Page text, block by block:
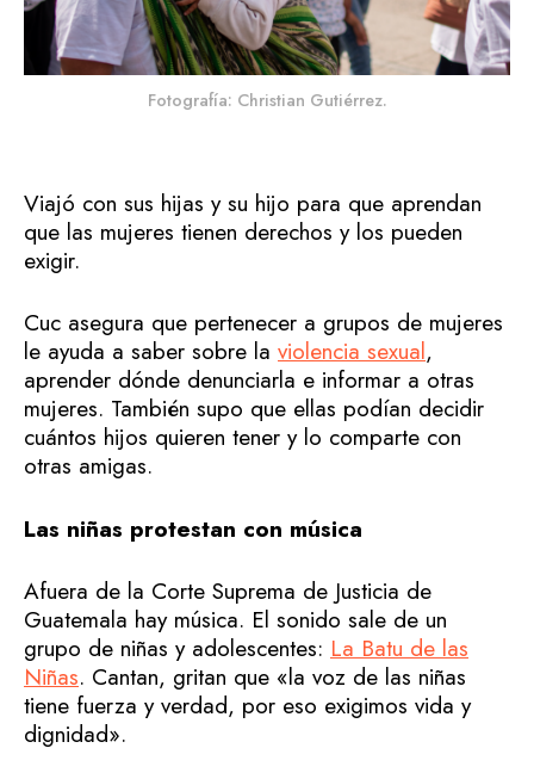
Fotografía: Christian Gutiérrez.
Viajó con sus hijas y su hijo para que aprendan
que las mujeres tienen derechos y los pueden
exigir.
Cuc asegura que pertenecer a grupos de mujeres
le ayuda a saber sobre la violencia sexual,
aprender dónde denunciarla e informar a otras
mujeres. También supo que ellas podían decidir
cuántos hijos quieren tener y lo comparte con
otras amigas.
Las niñas protestan con música
Afuera de la Corte Suprema de Justicia de
Guatemala hay música. El sonido sale de un
grupo de niñas y adolescentes: La Batu de las
Niñas. Cantan, gritan que «la voz de las niñas
tiene fuerza y verdad, por eso exigimos vida y
dignidad».